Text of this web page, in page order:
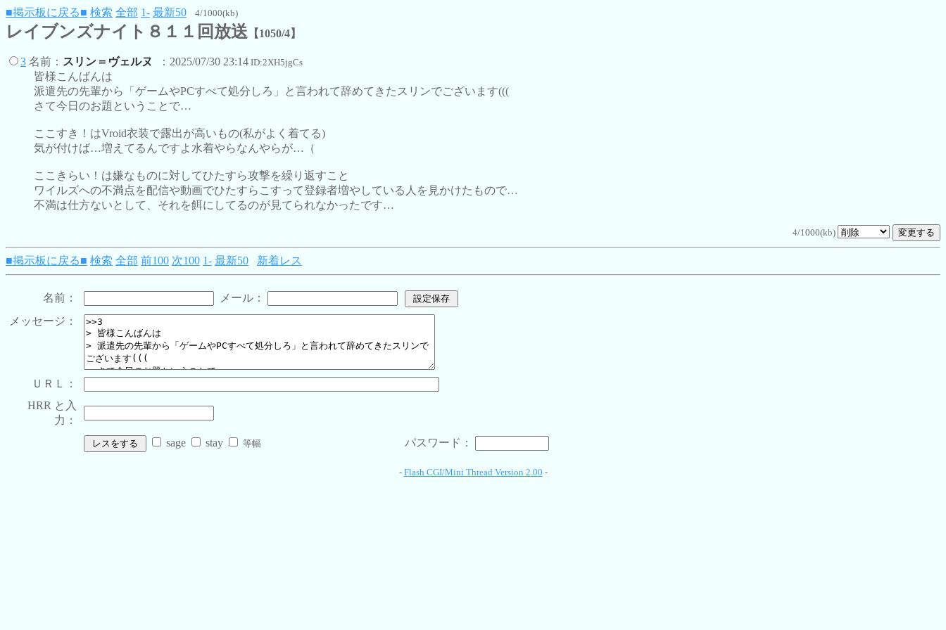
■掲示板に戻る■ 検索 全部 1- 最新50 4/1000(kb)
レイブンズナイト８１１回放送 【1050/4】
3 名前： スリン＝ヴェルヌ ：2025/07/30 23:14 ID:2XH5jgCs
皆様こんばんは
派遣先の先輩から「ゲームやPCすべて処分しろ」と言われて辞めてきたスリンでございます(((
さて今日のお題ということで…
ここすき！はVroid衣装で露出が高いもの(私がよく着てる)
気が付けば…増えてるんですよ水着やらなんやらが…（
ここきらい！は嫌なものに対してひたすら攻撃を繰り返すこと
ワイルズへの不満点を配信や動画でひたすらこすって登録者増やしている人を見かけたもので…
不満は仕方ないとして、それを餌にしてるのが見てられなかったです…
4/1000(kb)
■掲示板に戻る■ 検索 全部 前100 次100 1- 最新50 新着レス
名前：
メール：
メッセージ：
ＵＲＬ：
HRR と入
力：
sage
stay 等幅 パスワード：
- Flash CGI/Mini Thread Version 2.00 -